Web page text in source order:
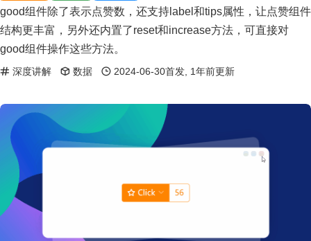
good组件除了表示点赞数，还支持label和tips属性，让点赞组件
结构更丰富，另外还内置了reset和increase方法，可直接对
good组件操作这些方法。
深度讲解 数据 2024-06-30首发, 1年前更新